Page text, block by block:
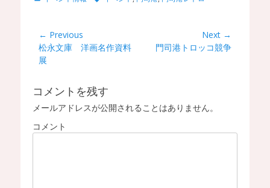
s
投
稿
ナ
ゲ
ー
シ
← Previous
Previous
post:
松永文庫 洋画名作資料
展
Next →
門司港トロッコ競争
コメントを残す
メールアドレスが公開されることはありません。
コメント